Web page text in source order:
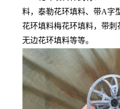
料，泰勒花环填料、带A字
花环填料梅花环填料，带刺
无边花环填料等等。